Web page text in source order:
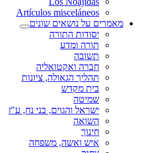
Artículos misceláneos
מאמרים על נושאים שונים
יסודות התורה
תורה ומדע
תשובה
חברה ואקטואליה
תהליך הגאולה, ציונות
בית מקדש
שמיטה
ישראל והגוים, בני נח, ע"ז
השואה
חינוך
איש ואשה, משפחה